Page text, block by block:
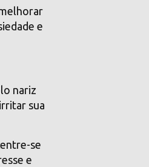
e
nariz
sua
se
e